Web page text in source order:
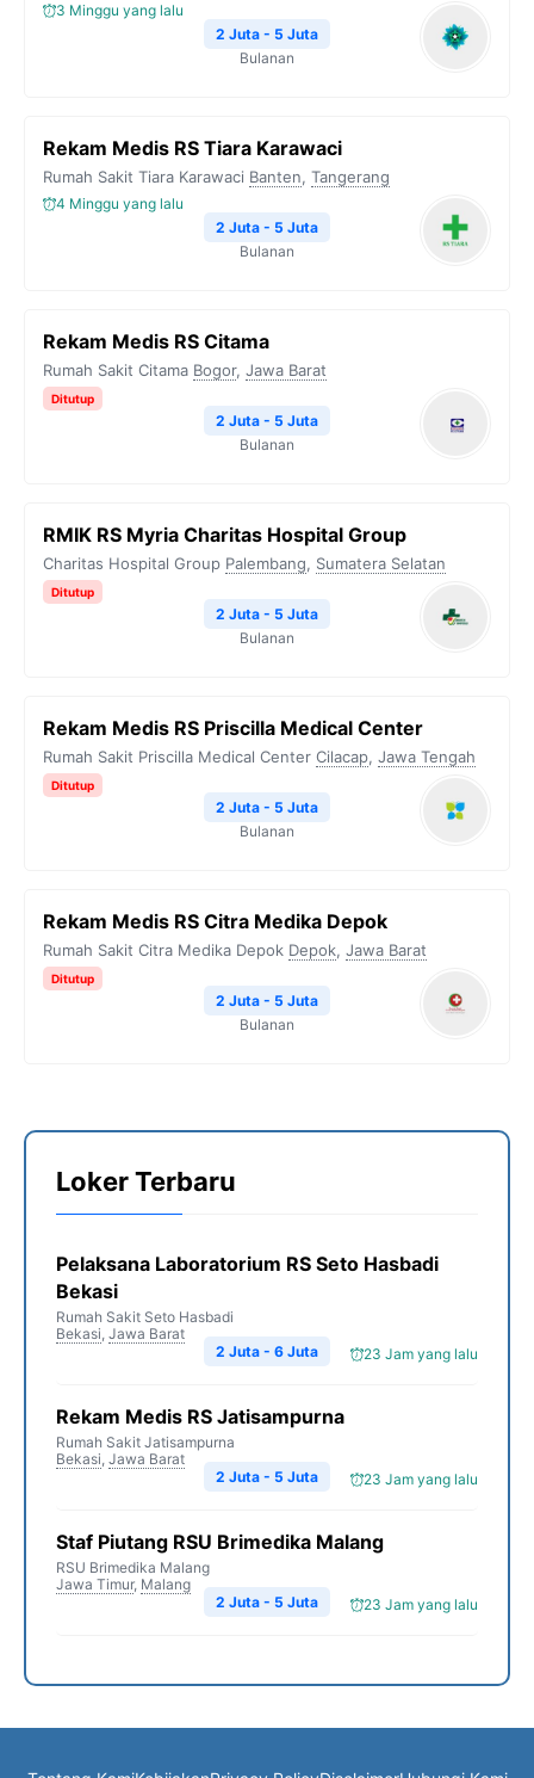
3 Minggu yang lalu
2 Juta - 5 Juta
Bulanan
Rekam Medis RS Tiara Karawaci
Rumah Sakit Tiara Karawaci Banten, Tangerang
4 Minggu yang lalu
2 Juta - 5 Juta
Bulanan
Rekam Medis RS Citama
Rumah Sakit Citama Bogor, Jawa Barat
Ditutup
2 Juta - 5 Juta
Bulanan
RMIK RS Myria Charitas Hospital Group
Charitas Hospital Group Palembang, Sumatera Selatan
Ditutup
2 Juta - 5 Juta
Bulanan
Rekam Medis RS Priscilla Medical Center
Rumah Sakit Priscilla Medical Center Cilacap, Jawa Tengah
Ditutup
2 Juta - 5 Juta
Bulanan
Rekam Medis RS Citra Medika Depok
Rumah Sakit Citra Medika Depok Depok, Jawa Barat
Ditutup
2 Juta - 5 Juta
Bulanan
Loker Terbaru
Pelaksana Laboratorium RS Seto Hasbadi
Bekasi
Rumah Sakit Seto Hasbadi
Bekasi, Jawa Barat
23 Jam yang lalu
2 Juta - 6 Juta
Rekam Medis RS Jatisampurna
Rumah Sakit Jatisampurna
Bekasi, Jawa Barat
23 Jam yang lalu
2 Juta - 5 Juta
Staf Piutang RSU Brimedika Malang
RSU Brimedika Malang
Jawa Timur, Malang
23 Jam yang lalu
2 Juta - 5 Juta